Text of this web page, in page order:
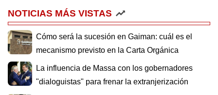
NOTICIAS MÁS VISTAS
Cómo será la sucesión en Gaiman: cuál es el
mecanismo previsto en la Carta Orgánica
La influencia de Massa con los gobernadores
"dialoguistas" para frenar la extranjerización